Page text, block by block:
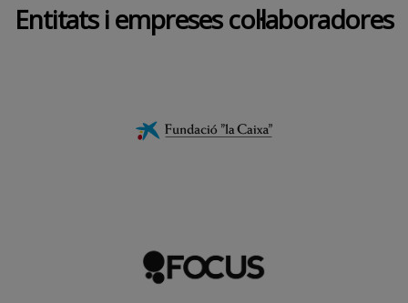
Entitats i empreses col·laboradores